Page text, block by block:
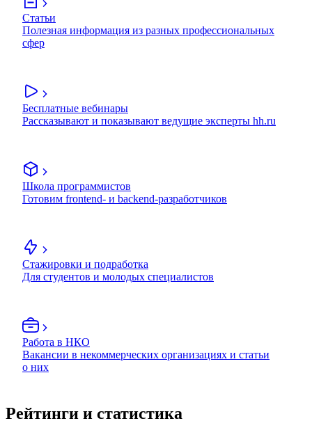
Статьи
Полезная информация из разных профессиональных
сфер
Бесплатные вебинары
Рассказывают и показывают ведущие эксперты hh.ru
Школа программистов
Готовим frontend- и backend-разработчиков
Стажировки и подработка
Для студентов и молодых специалистов
Работа в НКО
Вакансии в некоммерческих организациях и статьи
о них
Рейтинги и статистика